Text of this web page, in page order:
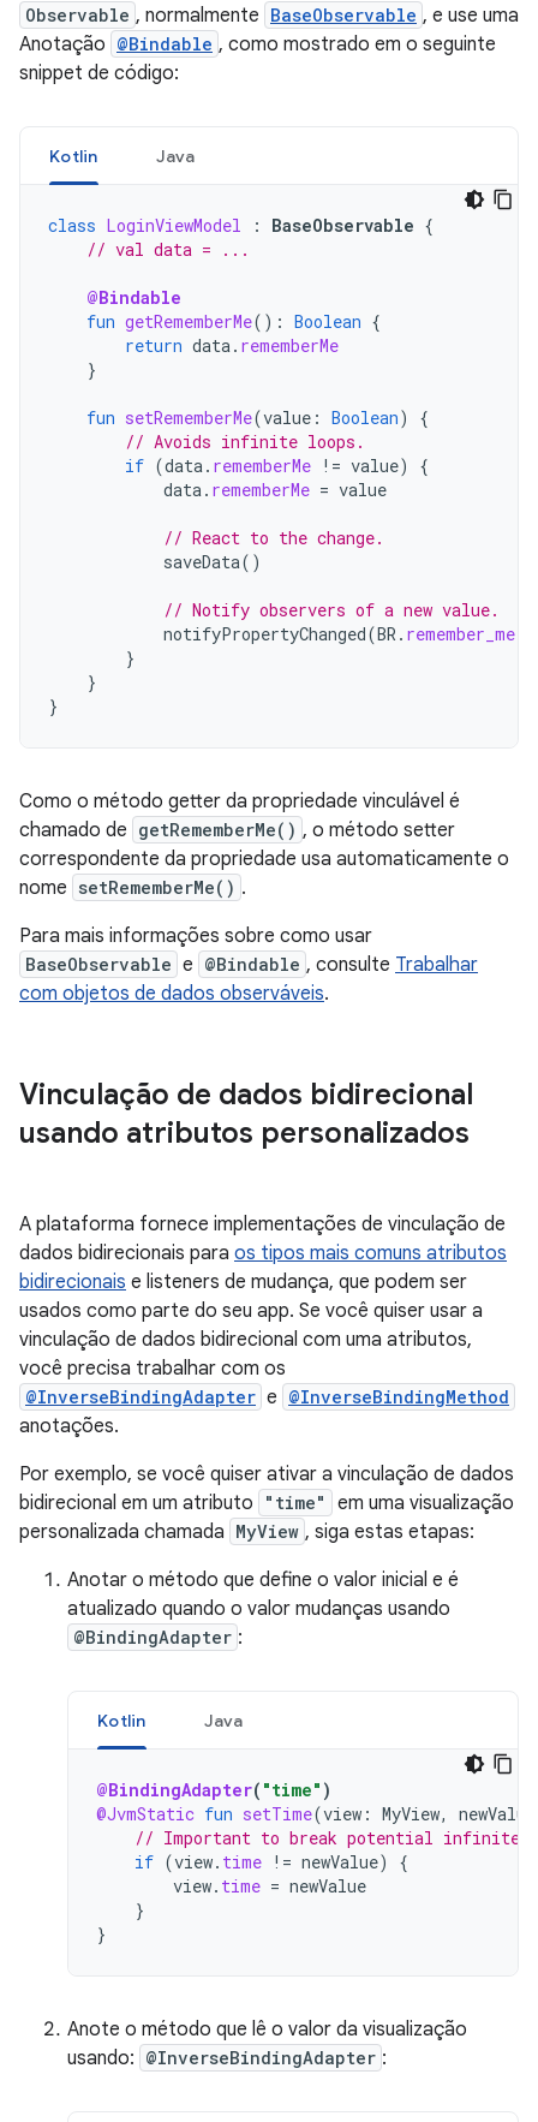
Observable , normalmente BaseObservable , e use uma
Anotação @Bindable , como mostrado em o seguinte
snippet de código:
Kotlin Java
class LoginViewModel : BaseObservable {
// val data = ...
@Bindable
fun getRememberMe(): Boolean {
return data. rememberMe
}
fun setRememberMe(value : Boolean)
{
// Avoids infinite loops.
if (data. rememberMe != value)
{
data. rememberMe = value
// React to the change.
saveData()
// Notify observers of a new value.
notifyPropertyChanged(BR . remember_me
}
}
}
Como o método getter da propriedade vinculável é
chamado de getRememberMe() , o método setter
correspondente da propriedade usa automaticamente o
nome setRememberMe() .
Para mais informações sobre como usar
BaseObservable e @Bindable , consulte Trabalhar
com objetos de dados observáveis.
Vinculação de dados bidirecional
usando atributos personalizados
A plataforma fornece implementações de vinculação de
dados bidirecionais para os tipos mais comuns atributos
bidirecionais e listeners de mudança, que podem ser
usados como parte do seu app. Se você quiser usar a
vinculação de dados bidirecional com uma atributos,
você precisa trabalhar com os
@InverseBindingAdapter e @InverseBindingMethod
anotações.
Por exemplo, se você quiser ativar a vinculação de dados
bidirecional em um atributo
"time"
em uma visualização
personalizada chamada MyView , siga estas etapas:
Anotar o método que define o valor inicial e é
atualizado quando o valor mudanças usando
@BindingAdapter :
Kotlin Java
@BindingAdapter( "time" )
@JvmStatic fun setTime(view : MyView, newValue
// Important to break potential infinite
if (view. time != newValue)
{
view. time = newValue
}
}
Anote o método que lê o valor da visualização
usando: @InverseBindingAdapter :